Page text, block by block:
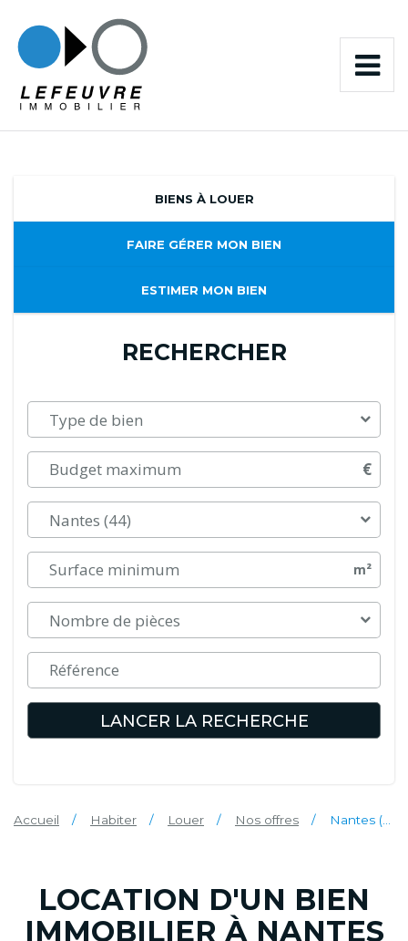
BIENS À LOUER
FAIRE GÉRER MON BIEN
ESTIMER MON BIEN
RECHERCHER
Type de bien
€
Nantes (44)
m²
Nombre de pièces
LANCER LA RECHERCHE
Accueil Habiter Louer Nos offres Nantes (44)
LOCATION D'UN BIEN
IMMOBILIER À NANTES